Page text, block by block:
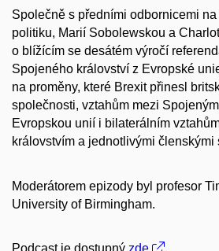
Společně s předními odbornicemi
politiku, Marií Sobolewskou a
o blížícím se desátém výročí
Spojeného království z Evropské
na proměny, které Brexit přinesl
společnosti, vztahům mezi
Evropskou unií i bilaterálním
královstvím a jednotlivými členskými
Moderátorem epizody byl profesor
University of Birmingham.